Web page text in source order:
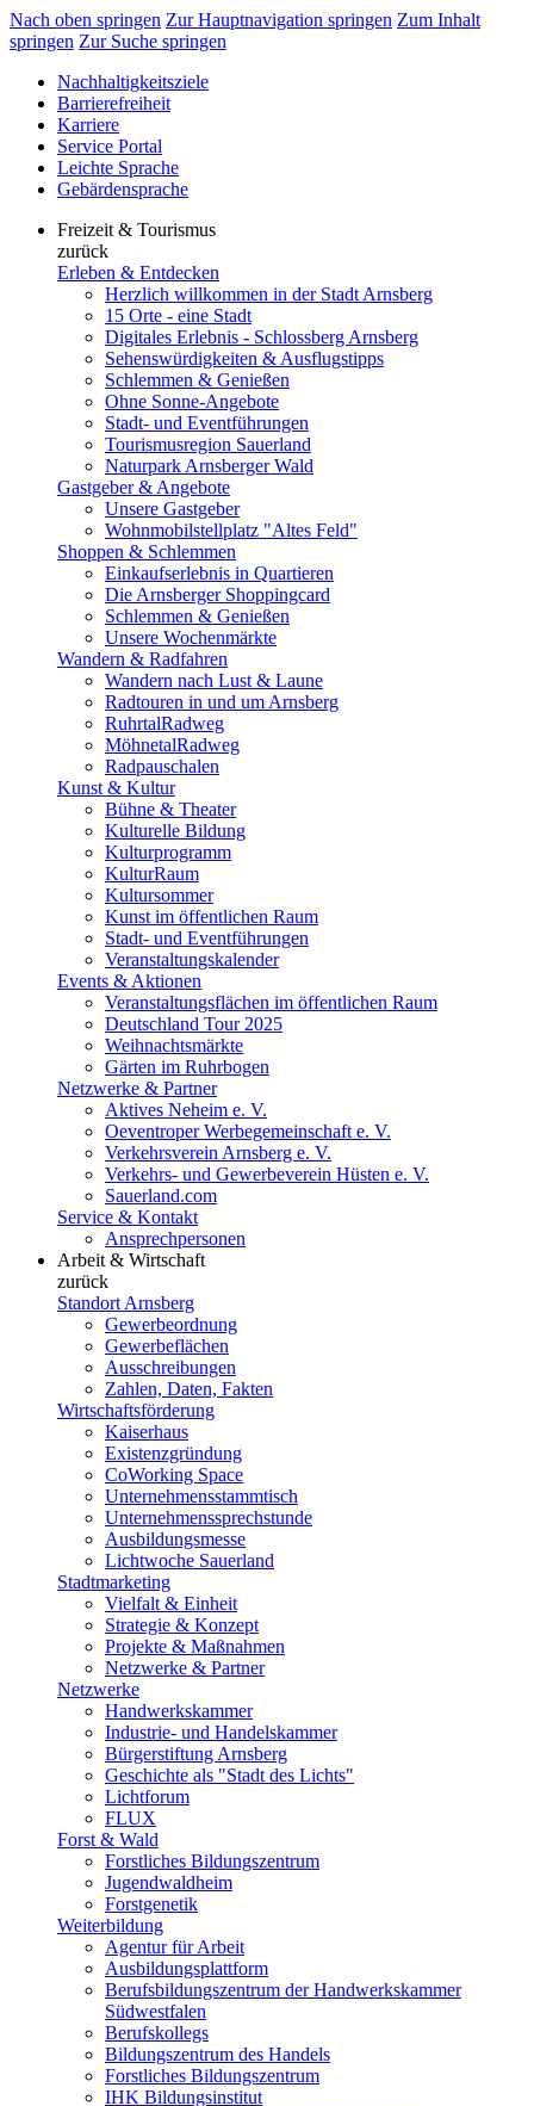
Nach oben springen Zur Hauptnavigation springen Zum Inhalt
springen Zur Suche springen
Nachhaltigkeitsziele
Barrierefreiheit
Karriere
Service Portal
Leichte Sprache
Gebärdensprache
Freizeit & Tourismus
zurück
Erleben & Entdecken
Herzlich willkommen in der Stadt Arnsberg
15 Orte - eine Stadt
Digitales Erlebnis - Schlossberg Arnsberg
Sehenswürdigkeiten & Ausflugstipps
Schlemmen & Genießen
Ohne Sonne-Angebote
Stadt- und Eventführungen
Tourismusregion Sauerland
Naturpark Arnsberger Wald
Gastgeber & Angebote
Unsere Gastgeber
Wohnmobilstellplatz "Altes Feld"
Shoppen & Schlemmen
Einkaufserlebnis in Quartieren
Die Arnsberger Shoppingcard
Schlemmen & Genießen
Unsere Wochenmärkte
Wandern & Radfahren
Wandern nach Lust & Laune
Radtouren in und um Arnsberg
RuhrtalRadweg
MöhnetalRadweg
Radpauschalen
Kunst & Kultur
Bühne & Theater
Kulturelle Bildung
Kulturprogramm
KulturRaum
Kultursommer
Kunst im öffentlichen Raum
Stadt- und Eventführungen
Veranstaltungskalender
Events & Aktionen
Veranstaltungsflächen im öffentlichen Raum
Deutschland Tour 2025
Weihnachtsmärkte
Gärten im Ruhrbogen
Netzwerke & Partner
Aktives Neheim e. V.
Oeventroper Werbegemeinschaft e. V.
Verkehrsverein Arnsberg e. V.
Verkehrs- und Gewerbeverein Hüsten e. V.
Sauerland.com
Service & Kontakt
Ansprechpersonen
Arbeit & Wirtschaft
zurück
Standort Arnsberg
Gewerbeordnung
Gewerbeflächen
Ausschreibungen
Zahlen, Daten, Fakten
Wirtschaftsförderung
Kaiserhaus
Existenzgründung
CoWorking Space
Unternehmensstammtisch
Unternehmenssprechstunde
Ausbildungsmesse
Lichtwoche Sauerland
Stadtmarketing
Vielfalt & Einheit
Strategie & Konzept
Projekte & Maßnahmen
Netzwerke & Partner
Netzwerke
Handwerkskammer
Industrie- und Handelskammer
Bürgerstiftung Arnsberg
Geschichte als "Stadt des Lichts"
Lichtforum
FLUX
Forst & Wald
Forstliches Bildungszentrum
Jugendwaldheim
Forstgenetik
Weiterbildung
Agentur für Arbeit
Ausbildungsplattform
Berufsbildungszentrum der Handwerkskammer
Südwestfalen
Berufskollegs
Bildungszentrum des Handels
Forstliches Bildungszentrum
IHK Bildungsinstitut